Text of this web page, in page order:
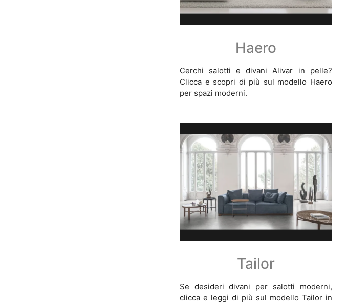
Haero
Cerchi salotti e divani Alivar in pelle?
Clicca e scopri di più sul modello Haero
per spazi moderni.
Tailor
Se desideri divani per salotti moderni,
clicca e leggi di più sul modello Tailor in